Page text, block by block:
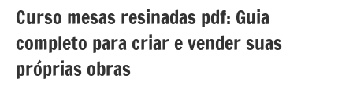
nossas
dicas
e
inspirações
sobre
Curso mesas resinadas pdf: Guia
completo para criar e vender suas
próprias obras